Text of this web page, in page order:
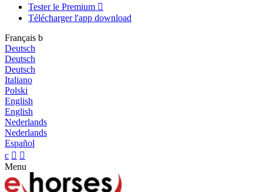
Tester le Premium 
Télécharger l'app download
Français b
Deutsch
Deutsch
Deutsch
Italiano
Polski
English
English
Nederlands
Nederlands
Español
c  
Menu